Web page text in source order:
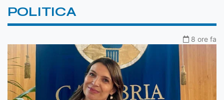
POLITICA
8 ore fa